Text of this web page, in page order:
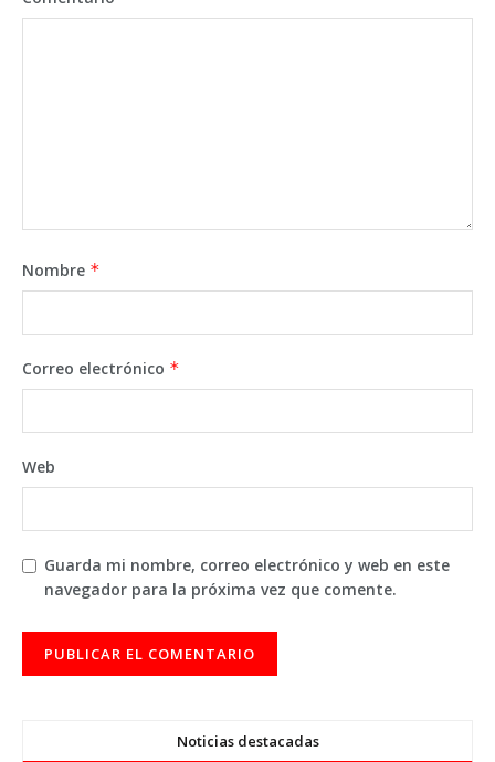
Nombre *
Correo electrónico *
Web
Guarda mi nombre, correo electrónico y web en este
navegador para la próxima vez que comente.
Noticias destacadas